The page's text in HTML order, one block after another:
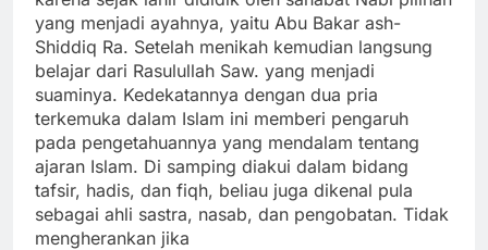
yang menjadi ayahnya, yaitu Abu Bakar ash-
Shiddiq Ra. Setelah menikah kemudian langsung
belajar dari Rasulullah Saw. yang menjadi
suaminya. Kedekatannya dengan dua pria
terkemuka dalam Islam ini memberi pengaruh
pada pengetahuannya yang mendalam tentang
ajaran Islam. Di samping diakui dalam bidang
tafsir, hadis, dan fiqh, beliau juga dikenal pula
sebagai ahli sastra, nasab, dan pengobatan. Tidak
mengherankan jika